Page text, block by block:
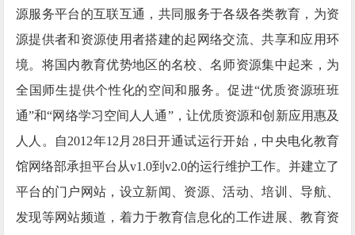
源服务平台的互联互通，共同服务于各级各类教育，为资
源提供者和资源使用者搭建的起网络交流、共享和应用环
境。将国内教育优势地区的名校、名师资源集中起来，为
全国师生提供个性化的空间和服务。促进“优质资源班班
通”和“网络学习空间人人通”，让优质资源和创新应用惠及
人人。自2012年12月28日开通试运行开始，中央电化教育
馆网络部承担平台从v1.0到v2.0的运行维护工作。并建立了
平台的门户网站，设立新闻、资源、活动、培训、导航、
发现等网站频道，着力于教育信息化的工作进展、教育资